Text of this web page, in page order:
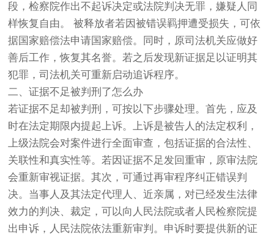
段，检察院作出不起诉决定或法院判决无罪，嫌疑人同
样恢复自由。 被释放者若因被错误羁押遭受损失，可依
据国家赔偿法申请国家赔偿。同时，原司法机关应做好
善后工作，恢复其名誉。若之后发现新证据足以证明其
犯罪，司法机关可重新启动追诉程序。
二、证据不足被判刑了怎么办
若证据不足却被判刑，可按以下步骤处理。首先，应及
时在法定期限内提起上诉。上诉是被告人的法定权利，
上级法院会对案件进行全面审查，包括证据的合法性、
关联性和真实性等。若因证据不足发回重审，原审法院
会重新审视证据。其次，可通过再审程序纠正错误判
决。当事人及其法定代理人、近亲属，对已经发生法律
效力的判决、裁定，可以向人民法院或者人民检察院提
出申诉，人民法院依法重新审判。申诉时要提供新的证